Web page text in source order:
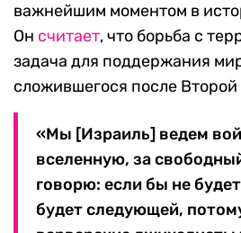
важнейшим моментом в
Он считает, что борьба с
задача для поддержания
сложившегося после
«Мы [Израиль] ведем
вселенную, за
говорю: если бы не
будет следующей,